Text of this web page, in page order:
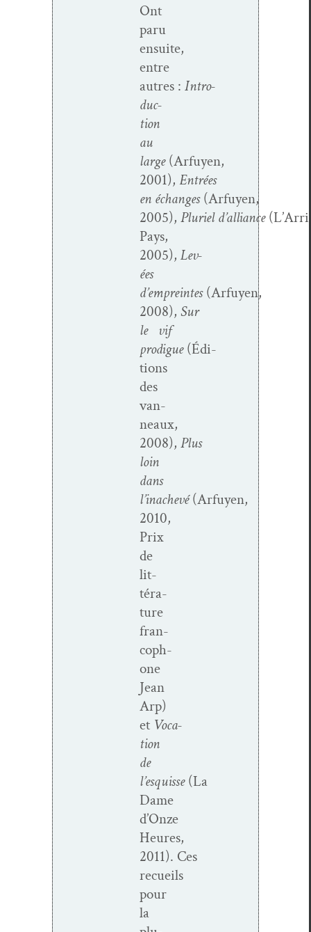
Ont
paru
ensuite,
entre
autres : Intro­
duc­
tion
au
large(Arfuyen,
2001), Entrées
en échanges(Arfuyen,
2005), Pluriel d’alliance
Pays,
2005), Lev­
ées
d’empreintes(Arfuyen,
2008), Sur
le vif
prodigue(Édi­
tions
des
van­
neaux,
2008), Plus
loin
dans
l’inachevé(Arfuyen,
2010,
Prix
de
lit­
téra­
ture
fran­
coph­
o­ne
Jean
Arp)
et Voca­
tion
de
l’esquisse(La
Dame
d’Onze
Heures,
2011). Ces
recueils
pour
la